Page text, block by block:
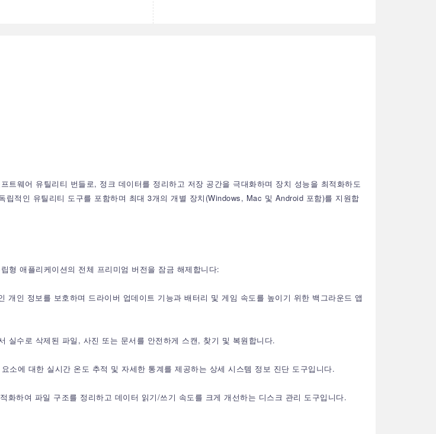
웨어 유틸리티 번들로, 정크 데이터를 정리하고 저장 공간을 극대화하며 장치 성능을 최적화하도
적인 유틸리티 도구를 포함하며 최대 3개의 개별 장치(Windows, Mac 및 Android 포함)를 지원합
형 애플리케이션의 전체 프리미엄 버전을 잠금 해제합니다:
인 정보를 보호하며 드라이버 업데이트 기능과 배터리 및 게임 속도를 높이기 위한 백그라운드 앱
수로 삭제된 파일, 사진 또는 문서를 안전하게 스캔, 찾기 및 복원합니다.
에 대한 실시간 온도 추적 및 자세한 통계를 제공하는 상세 시스템 정보 진단 도구입니다.
하여 파일 구조를 정리하고 데이터 읽기/쓰기 속도를 크게 개선하는 디스크 관리 도구입니다.